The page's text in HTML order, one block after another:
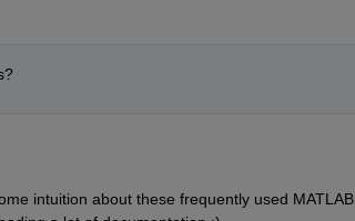
intuition about these frequently used MATLAB